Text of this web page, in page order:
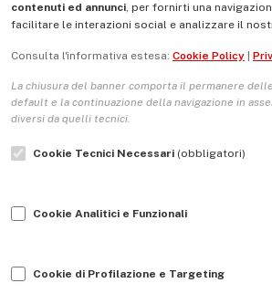
La Nostra Storia
Le Copertine
L’Associazione
Indirizzo Socio Politico Culturale
Guida per le autrici e gli autori
contenuti ed annunci, per fornirti una
facilitare le interazioni social e analizzare il
Consulta l'informativa estesa: Cookie Policy
La chiusura del banner comporta il permanere
default e la continuazione della navigazione in
diversi da quelli tecnici.
Cookie Tecnici Necessari (obbligatori)
Cookie Analitici e Funzionali
Cookie di Profilazione e Targeting